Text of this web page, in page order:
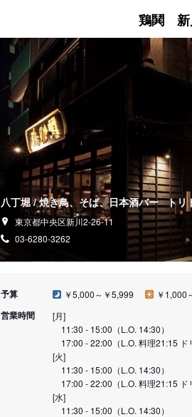
鶏鬨 新
八丁堀 / 焼き鳥、そば、日本酒バー トリ
東京都中央区新川2-26-11
03-6280-3262
予算 ￥5,000～￥5,999 ￥1,000
営業時間
[月]
11:30 - 15:00（L.O. 14:30）
17:00 - 22:00（L.O. 料理21:15 ド
[火]
11:30 - 15:00（L.O. 14:30）
17:00 - 22:00（L.O. 料理21:15 ド
[水]
11:30 - 15:00（L.O. 14:30）